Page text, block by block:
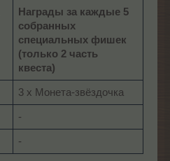
Награды за каждые 5
собранных
специальных фишек
(только 2 часть
квеста)
3 х Монета-звёздочка
-
-